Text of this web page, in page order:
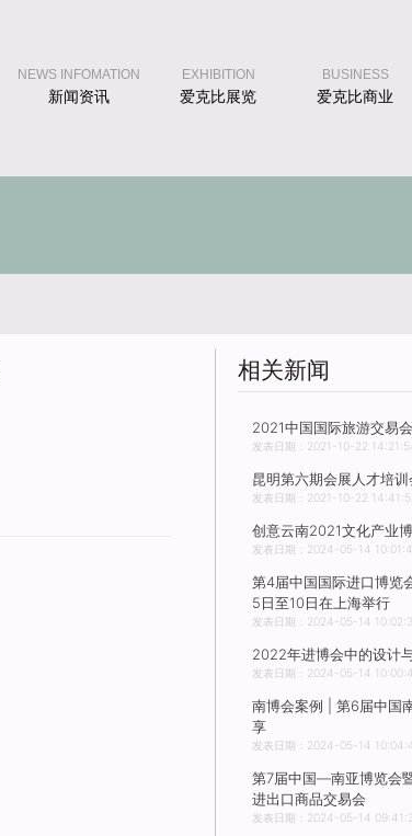
NEWS INFOMATION
新闻资讯
EXHIBITION
爱克比展览
BUSINESS
爱克比商业
相关新闻
2021中国国际旅游交易会
发表日期：2021-10-22
昆明第六期会展人才培
发表日期：2021-10-22
创意云南2021文化产业
发表日期：2024-05-14
第4届中国国际进口博览
5日至10日在上海举行
发表日期：2024-05-14
2022年进博会中的设计
发表日期：2024-05-14
南博会案例 | 第6届中国
享
发表日期：2024-05-14
第7届中国—南亚博览会
进出口商品交易会
发表日期：2024-05-14